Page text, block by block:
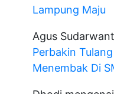
Lampung Maju
Agus
Perbakin
Menembak Di